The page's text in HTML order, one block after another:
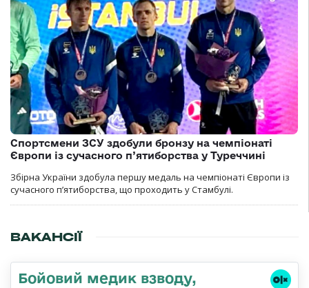
Спортсмени ЗСУ здобули бронзу на чемпіонаті
Європи із сучасного п’ятиборства у Туреччині
Збірна України здобула першу медаль на чемпіонаті Європи із
сучасного п’ятиборства, що проходить у Стамбулі.
ВАКАНСІЇ
Бойовий медик взводу,